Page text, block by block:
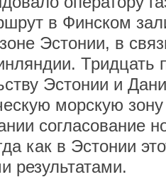
в Финском
Эстонии, в
Тридцать
Эстонии и
морскую
согласование
как в Эстонии
результатами.